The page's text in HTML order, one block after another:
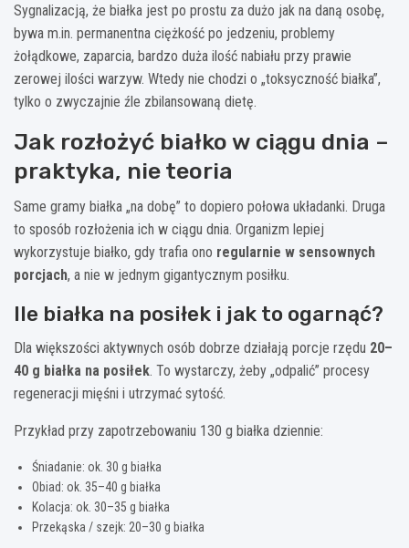
Sygnalizacją, że białka jest po prostu za dużo jak na daną osobę,
bywa m.in. permanentna ciężkość po jedzeniu, problemy
żołądkowe, zaparcia, bardzo duża ilość nabiału przy prawie
zerowej ilości warzyw. Wtedy nie chodzi o „toksyczność białka”,
tylko o zwyczajnie źle zbilansowaną dietę.
Jak rozłożyć białko w ciągu dnia –
praktyka, nie teoria
Same gramy białka „na dobę” to dopiero połowa układanki. Druga
to sposób rozłożenia ich w ciągu dnia. Organizm lepiej
wykorzystuje białko, gdy trafia ono regularnie w sensownych
porcjach, a nie w jednym gigantycznym posiłku.
Ile białka na posiłek i jak to ogarnąć?
Dla większości aktywnych osób dobrze działają porcje rzędu 20–
40 g białka na posiłek. To wystarczy, żeby „odpalić” procesy
regeneracji mięśni i utrzymać sytość.
Przykład przy zapotrzebowaniu 130 g białka dziennie:
Śniadanie: ok. 30 g białka
Obiad: ok. 35–40 g białka
Kolacja: ok. 30–35 g białka
Przekąska / szejk: 20–30 g białka